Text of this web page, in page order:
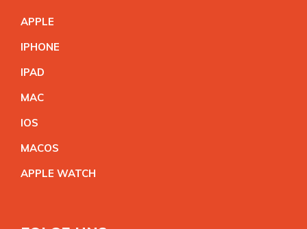
APPLE
IPHONE
IPAD
MAC
IOS
MACOS
APPLE WATCH